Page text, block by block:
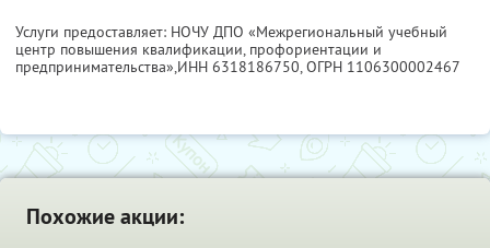
Услуги предоставляет: НОЧУ ДПО «Межрегиональный учебный
центр повышения квалификации, профориентации и
предпринимательства»,ИНН 6318186750, ОГРН 1106300002467
Похожие акции: